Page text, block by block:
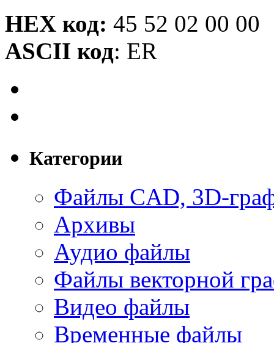
HEX код: 45 52 02 00 00
ASCII код: ER
Категории
Файлы CAD, 3D-
Архивы
Аудио файлы
Файлы векторной
Видео файлы
Временные файлы